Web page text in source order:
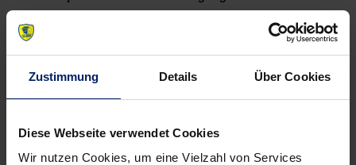
Zustimmung Details Über Cookies
Diese Webseite verwendet Cookies
Wir nutzen Cookies, um eine Vielzahl von Services
Jung und Alt Lebensmittel ansehen, anfassen und
probieren, was später auf dem Teller landet. Sie erreichen
Kidsmeal über das bereitgestellte Online Kontaktformular,
per Mail aninfo@kidsmeal.deoder telefonisch unter